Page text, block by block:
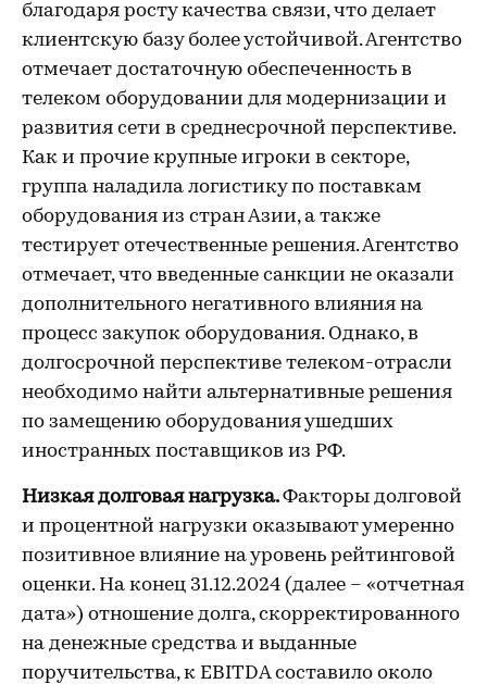
благодаря росту качества связи, что делает
клиентскую базу более устойчивой. Агентство
отмечает достаточную обеспеченность в
телеком оборудовании для модернизации и
развития сети в среднесрочной перспективе.
Как и прочие крупные игроки в секторе,
группа наладила логистику по поставкам
оборудования из стран Азии, а также
тестирует отечественные решения. Агентство
отмечает, что введенные санкции не оказали
дополнительного негативного влияния на
процесс закупок оборудования. Однако, в
долгосрочной перспективе телеком-отрасли
необходимо найти альтернативные решения
по замещению оборудования ушедших
иностранных поставщиков из РФ.
Низкая долговая нагрузка.Факторы долговой
и процентной нагрузки оказывают умеренно
позитивное влияние на уровень рейтинговой
оценки. На конец 31.12.2024 (далее – «отчетная
дата») отношение долга, скорректированного
на денежные средства и выданные
поручительства, к EBITDA составило около